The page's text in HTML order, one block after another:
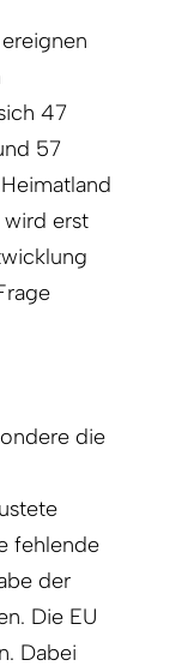
47
57
wird erst
die
fehlende
der
Die EU
Dabei